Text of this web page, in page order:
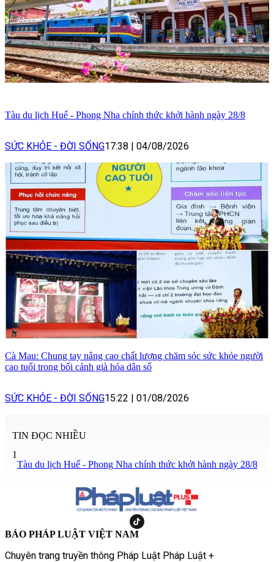
Tàu du lịch Huế - Phong Nha chính thức khởi hành ngày 28/8
SỨC KHỎE - ĐỜI SỐNG17:38 04/08/2026
Cà Mau: Chung tay nâng cao chất lượng chăm sóc sức khỏe người
cao tuổi trong bối cảnh già hóa dân số
SỨC KHỎE - ĐỜI SỐNG15:22 01/08/2026
TIN ĐỌC NHIỀU
1
Tàu du lịch Huế - Phong Nha chính thức khởi hành ngày 28/8
BÁO PHÁP LUẬT VIỆT NAM
Chuyên trang truyền thông Pháp Luật Pháp Luật +